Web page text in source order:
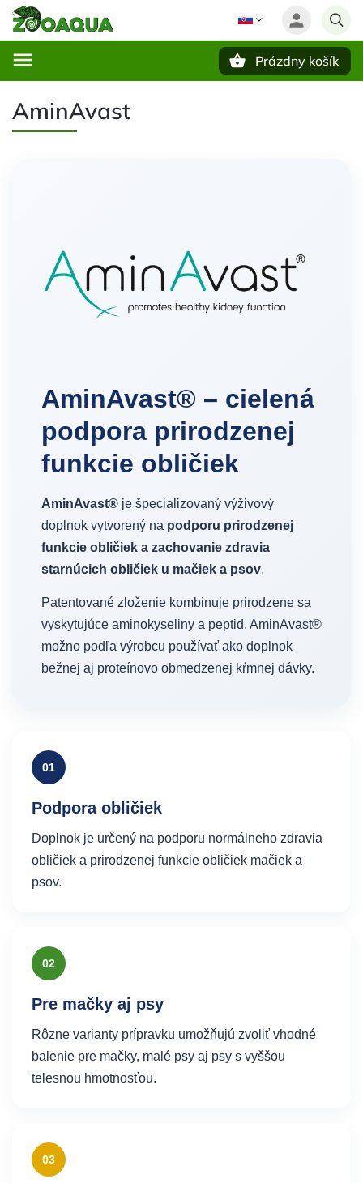
Prázdny košík
AminAvast
AminAvast® – cielená
podpora prirodzenej
funkcie obličiek
AminAvast® je špecializovaný výživový
doplnok vytvorený na podporu prirodzenej
funkcie obličiek a zachovanie zdravia
starnúcich obličiek u mačiek a psov.
Patentované zloženie kombinuje prirodzene sa
vyskytujúce aminokyseliny a peptid. AminAvast®
možno podľa výrobcu používať ako doplnok
bežnej aj proteínovo obmedzenej kŕmnej dávky.
01
Podpora obličiek
Doplnok je určený na podporu normálneho zdravia
obličiek a prirodzenej funkcie obličiek mačiek a
psov.
02
Pre mačky aj psy
Rôzne varianty prípravku umožňujú zvoliť vhodné
balenie pre mačky, malé psy aj psy s vyššou
telesnou hmotnosťou.
03